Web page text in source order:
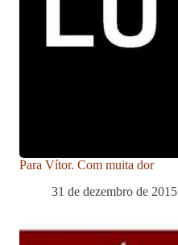
Para Vítor. Com muita dor
31 de dezembro de 2015